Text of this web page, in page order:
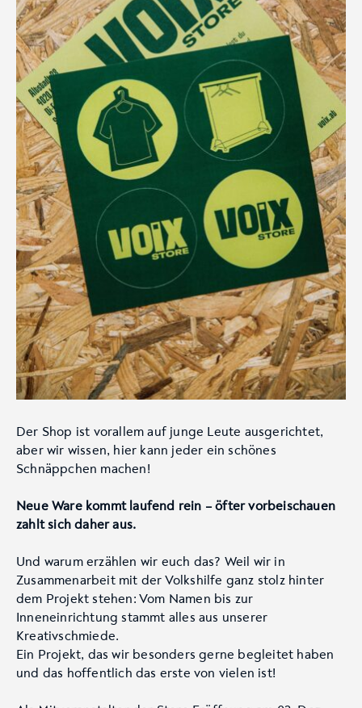
Der Shop ist vorallem auf junge Leute ausgerichtet,
aber wir wissen, hier kann jeder ein schönes
Schnäppchen machen!
Neue Ware kommt laufend rein – öfter vorbeischauen
zahlt sich daher aus.
Und warum erzählen wir euch das? Weil wir in
Zusammenarbeit mit der Volkshilfe ganz stolz hinter
dem Projekt stehen: Vom Namen bis zur
Inneneinrichtung stammt alles aus unserer
Kreativschmiede.
Ein Projekt, das wir besonders gerne begleitet haben
und das hoffentlich das erste von vielen ist!